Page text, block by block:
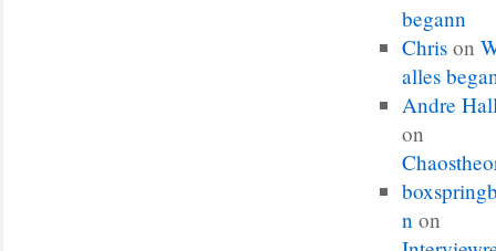
begann
Chris on
alles
Andre
on
n on